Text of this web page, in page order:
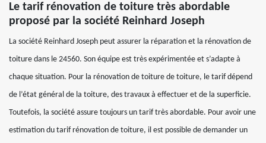
Le tarif rénovation de toiture très abordable
proposé par la société Reinhard Joseph
La société Reinhard Joseph peut assurer la réparation et la rénovation de
toiture dans le 24560. Son équipe est très expérimentée et s’adapte à
chaque situation. Pour la rénovation de toiture de toiture, le tarif dépend
de l’état général de la toiture, des travaux à effectuer et de la superficie.
Toutefois, la société assure toujours un tarif très abordable. Pour avoir une
estimation du tarif rénovation de toiture, il est possible de demander un